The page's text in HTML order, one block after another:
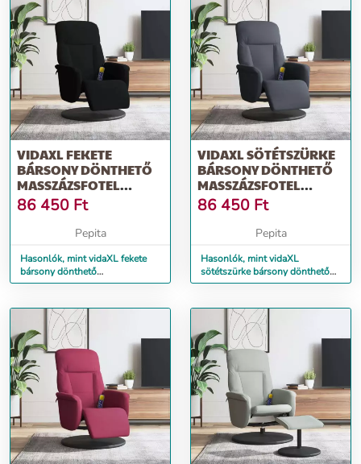
VIDAXL FEKETE
BÁRSONY DÖNTHETŐ
MASSZÁZSFOTEL
LÁBTARTÓVAL
86 450 Ft
Pepita
Hasonlók, mint vidaXL fekete
bársony dönthető
masszázsfotel lábtartóval
VIDAXL SÖTÉTSZÜRKE
BÁRSONY DÖNTHETŐ
MASSZÁZSFOTEL
LÁBTARTÓVAL
86 450 Ft
Pepita
Hasonlók, mint vidaXL
sötétszürke bársony dönthető
masszázsfotel lábtartóval